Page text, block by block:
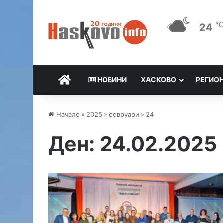
24
НАЧАЛОНОВИНИ ХАСКОВО
Начало » 2025 » февруари » 24
Ден: 24.02.2025